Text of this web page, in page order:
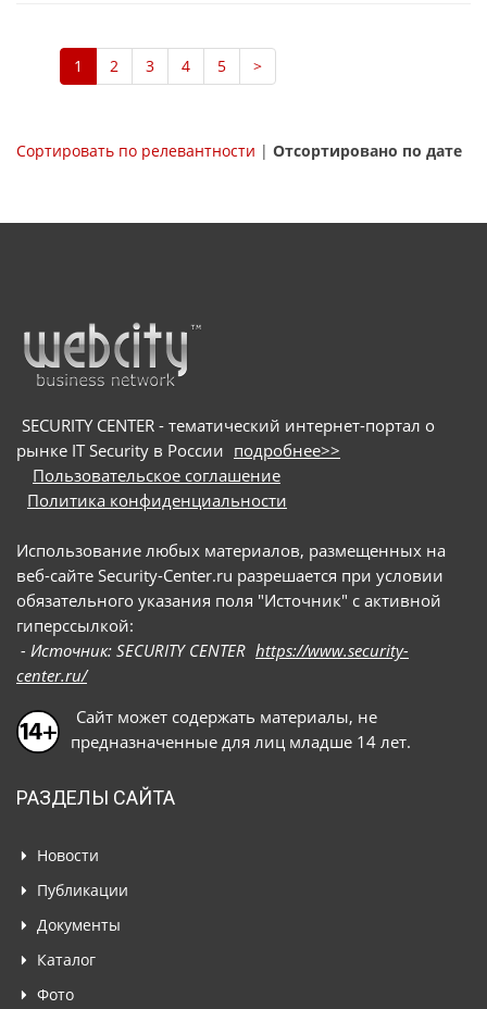
1 2 3 4 5 >
Сортировать по релевантности | Отсортировано по дате
SECURITY CENTER - тематический интернет-портал о
рынке IT Security в России подробнее>>
Пользовательское соглашение
Политика конфиденциальности
Использование любых материалов, размещенных на
веб-сайте Security-Center.ru разрешается при условии
обязательного указания поля "Источник" с активной
гиперссылкой:
- Источник: SECURITY CENTER https://www.security-
center.ru/
Сайт может содержать материалы, не
предназначенные для лиц младше 14 лет.
РАЗДЕЛЫ САЙТА
Новости
Публикации
Документы
Каталог
Фото